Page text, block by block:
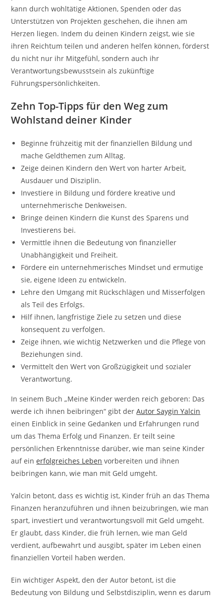
kann durch wohltätige Aktionen, Spenden oder das
Unterstützen von Projekten geschehen, die ihnen am
Herzen liegen. Indem du deinen Kindern zeigst, wie sie
ihren Reichtum teilen und anderen helfen können, förderst
du nicht nur ihr Mitgefühl, sondern auch ihr
Verantwortungsbewusstsein als zukünftige
Führungspersönlichkeiten.
Zehn Top-Tipps für den Weg zum
Wohlstand deiner Kinder
Beginne frühzeitig mit der finanziellen Bildung und
mache Geldthemen zum Alltag.
Zeige deinen Kindern den Wert von harter Arbeit,
Ausdauer und Disziplin.
Investiere in Bildung und fördere kreative und
unternehmerische Denkweisen.
Bringe deinen Kindern die Kunst des Sparens und
Investierens bei.
Vermittle ihnen die Bedeutung von finanzieller
Unabhängigkeit und Freiheit.
Fördere ein unternehmerisches Mindset und ermutige
sie, eigene Ideen zu entwickeln.
Lehre den Umgang mit Rückschlägen und Misserfolgen
als Teil des Erfolgs.
Hilf ihnen, langfristige Ziele zu setzen und diese
konsequent zu verfolgen.
Zeige ihnen, wie wichtig Netzwerken und die Pflege von
Beziehungen sind.
Vermittelt den Wert von Großzügigkeit und sozialer
Verantwortung.
In seinem Buch „Meine Kinder werden reich geboren: Das
werde ich ihnen beibringen“ gibt derAutor Saygin Yalcin
einen Einblick in seine Gedanken und Erfahrungen rund
um das Thema Erfolg und Finanzen. Er teilt seine
persönlichen Erkenntnisse darüber, wie man seine Kinder
auf einerfolgreiches Leben vorbereiten und ihnen
beibringen kann, wie man mit Geld umgeht.
Yalcin betont, dass es wichtig ist, Kinder früh an das Thema
Finanzen heranzuführen und ihnen beizubringen, wie man
spart, investiert und verantwortungsvoll mit Geld umgeht.
Er glaubt, dass Kinder, die früh lernen, wie man Geld
verdient, aufbewahrt und ausgibt, später im Leben einen
finanziellen Vorteil haben werden.
Ein wichtiger Aspekt, den der Autor betont, ist die
Bedeutung von Bildung und Selbstdisziplin, wenn es darum